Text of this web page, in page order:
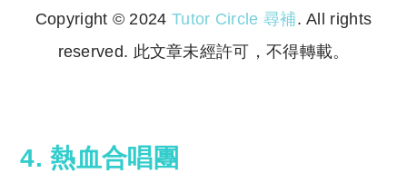
Copyright © 2024 Tutor Circle 尋補. All rights
reserved. 此文章未經許可，不得轉載。
4. 熱血合唱團